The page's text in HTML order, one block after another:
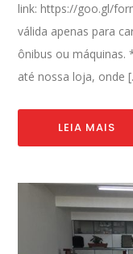
link: https://goo.gl/
válida apenas para
ônibus ou
até nossa loja, onde
LEIA MAIS